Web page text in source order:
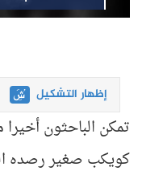
إظهار التشكيل
تمكن الباحثون
كويكب صغير رصده